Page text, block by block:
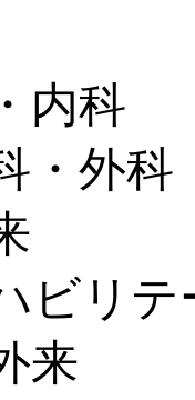
内科
・外科
ビリ
来